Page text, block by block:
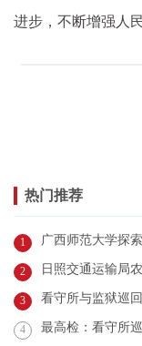
进步，不断增强人
热门推荐
1 广西师范大学探
2 日照交通运输局
3 看守所与监狱巡
4 最高检：看守所